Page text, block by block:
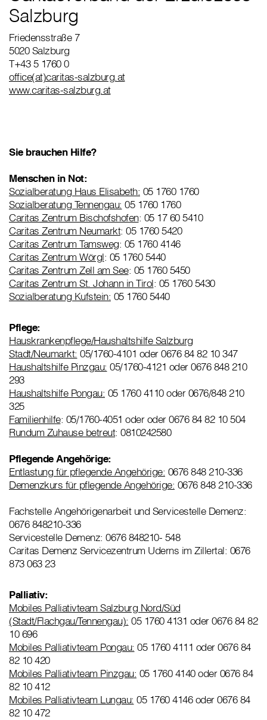
Salzburg
Friedensstraße 7
5020 Salzburg
T+43 5 1760 0
office(at)caritas-salzburg.at
www.caritas-salzburg.at
Sie brauchen Hilfe?
Menschen in Not:
Sozialberatung Haus Elisabeth: 05 1760 1760
Sozialberatung Tennengau: 05 1760 1760
Caritas Zentrum Bischofshofen: 05 17 60 5410
Caritas Zentrum Neumarkt: 05 1760 5420
Caritas Zentrum Tamsweg: 05 1760 4146
Caritas Zentrum Wörgl: 05 1760 5440
Caritas Zentrum Zell am See: 05 1760 5450
Caritas Zentrum St. Johann in Tirol: 05 1760 5430
Sozialberatung Kufstein: 05 1760 5440
Pflege:
Hauskrankenpflege/Haushaltshilfe Salzburg
Stadt/Neumarkt: 05/1760-4101 oder 0676 84 82 10 347
Haushaltshilfe Pinzgau: 05/1760-4121 oder 0676 848 210
293
Haushaltshilfe Pongau: 05 1760 4110 oder 0676/848 210
325
Familienhilfe: 05/1760-4051 oder oder 0676 84 82 10 504
Rundum Zuhause betreut: 0810242580
Pflegende Angehörige:
Entlastung für pflegende Angehörige: 0676 848 210-336
Demenzkurs für pflegende Angehörige: 0676 848 210-336
Fachstelle Angehörigenarbeit und Servicestelle Demenz:
0676 848210-336
Servicestelle Demenz: 0676 848210- 548
Caritas Demenz Servicezentrum Uderns im Zillertal: 0676
873 063 23
Palliativ:
Mobiles Palliativteam Salzburg Nord/Süd
(Stadt/Flachgau/Tennengau): 05 1760 4131 oder 0676 84 82
10 696
Mobiles Palliativteam Pongau: 05 1760 4111 oder 0676 84
82 10 420
Mobiles Palliativteam Pinzgau: 05 1760 4140 oder 0676 84
82 10 412
Mobiles Palliativteam Lungau: 05 1760 4146 oder 0676 84
82 10 472